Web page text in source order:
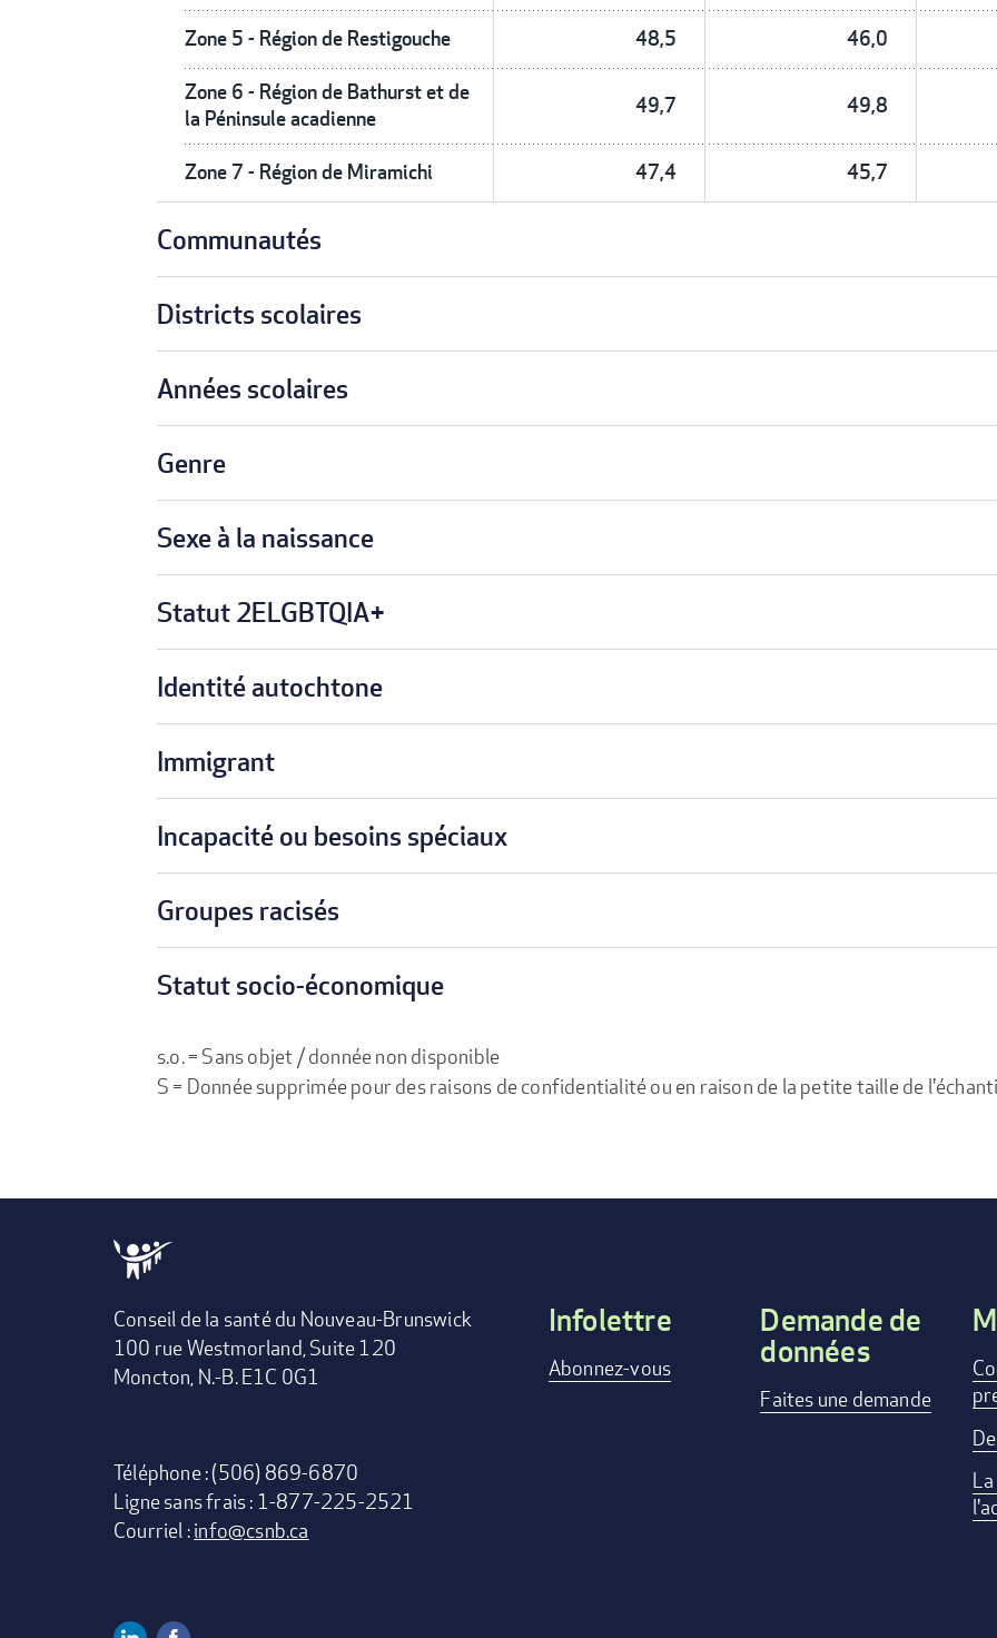
Zone 5 - Région de Restigouche 48,5 46,0
Zone 6 - Région de Bathurst et de
la Péninsule acadienne
49,7 49,8
Zone 7 - Région de Miramichi 47,4 45,7
Communautés
Districts scolaires
Années scolaires
Genre
Sexe à la naissance
Statut 2ELGBTQIA+
Identité autochtone
Immigrant
Incapacité ou besoins spéciaux
Groupes racisés
Statut socio-économique
s.o. = Sans objet / donnée non disponible
S = Donnée supprimée pour des raisons de confidentialité ou en raison de la petite taille de
Conseil de la santé du Nouveau-Brunswick
100 rue Westmorland, Suite 120
Moncton, N.-B. E1C 0G1
Téléphone : (506) 869-6870
Ligne sans frais : 1-877-225-2521
Courriel :info@csnb.ca
Footer
Infolettre
Abonnez-vous
Demande de
données
Faites une demande